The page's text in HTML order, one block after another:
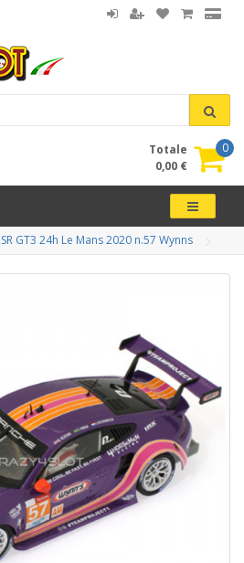
0
Totale
0,00 €
GT3 24h Le Mans 2020 n.57 Wynns